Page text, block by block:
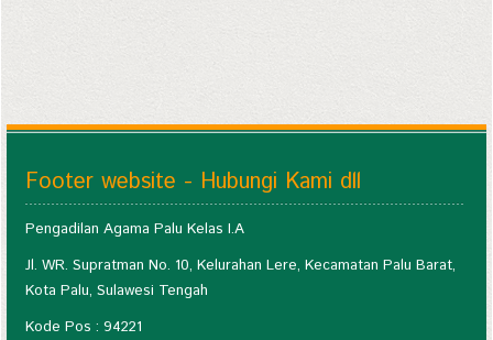
Footer website - Hubungi Kami dll
Pengadilan Agama Palu Kelas I.A
Jl. WR. Supratman No. 10, Kelurahan Lere, Kecamatan Palu Barat,
Kota Palu, Sulawesi Tengah
Kode Pos : 94221